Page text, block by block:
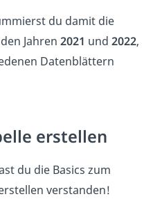
du damit die
Jahren 2021 und 2022,
Datenblättern
erstellen
du die Basics zum
verstanden!